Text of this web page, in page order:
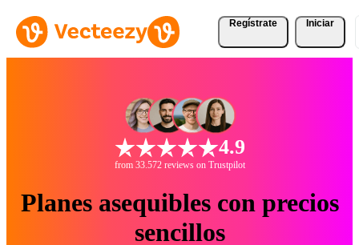
Regístrate Iniciar
4.9
from 33.572 reviews on Trustpilot
Planes asequibles con precios
sencillos